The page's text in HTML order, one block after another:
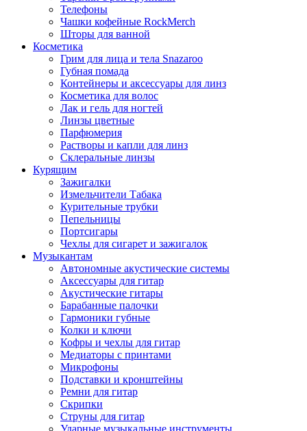
Телефоны
Чашки кофейные RockMerch
Шторы для ванной
Косметика
Грим для лица и тела Snazaroo
Губная помада
Контейнеры и аксессуары для линз
Косметика для волос
Лак и гель для ногтей
Линзы цветные
Парфюмерия
Растворы и капли для линз
Склеральные линзы
Курящим
Зажигалки
Измельчители Табака
Курительные трубки
Пепельницы
Портсигары
Чехлы для сигарет и зажигалок
Музыкантам
Автономные акустические системы
Аксессуары для гитар
Акустические гитары
Барабанные палочки
Гармоники губные
Колки и ключи
Кофры и чехлы для гитар
Медиаторы с принтами
Микрофоны
Подставки и кронштейны
Ремни для гитар
Скрипки
Струны для гитар
Ударные музыкальные инструменты